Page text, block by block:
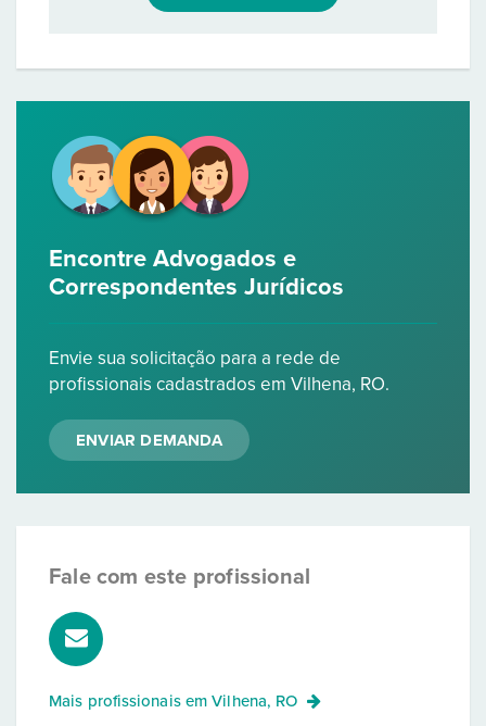
Encontre Advogados e
Correspondentes Jurídicos
Envie sua solicitação para a rede de
profissionais cadastrados em Vilhena, RO.
ENVIAR DEMANDA
Fale com este profissional
Mais profissionais emVilhena, RO